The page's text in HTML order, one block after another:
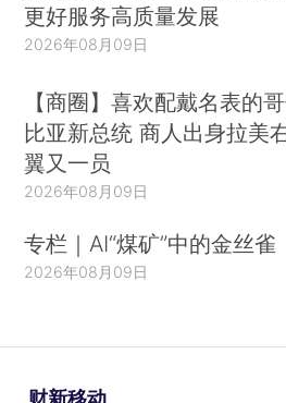
更好服务高质量发展
2026年08月09日
【商圈】喜欢配戴名表的
比亚新总统 商人出身拉美
翼又一员
2026年08月09日
专栏｜AI“煤矿”中的金丝雀
2026年08月09日
财新移动